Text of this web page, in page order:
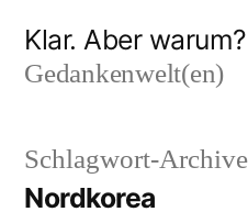
Inhalt
Klar. Aber warum?
Gedankenwelt(en)
Schlagwort-
Nordkorea